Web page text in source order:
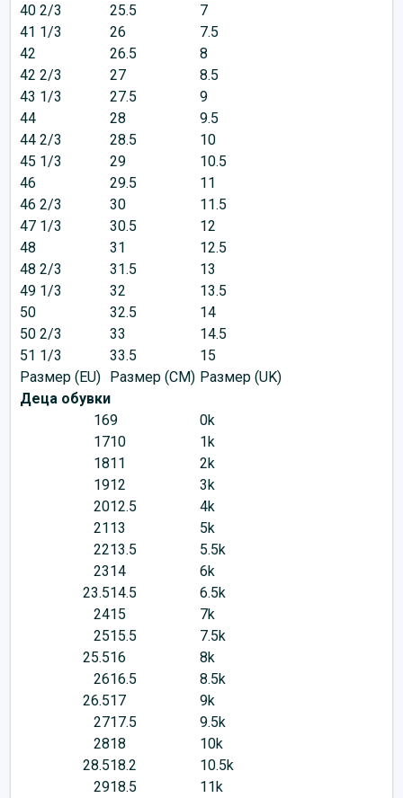
40 2/3
25.5
7
41 1/3
26
7.5
42
26.5
8
42 2/3
27
8.5
43 1/3
27.5
9
44
28
9.5
44 2/3
28.5
10
45 1/3
29
10.5
46
29.5
11
46 2/3
30
11.5
47 1/3
30.5
12
48
31
12.5
48 2/3
31.5
13
49 1/3
32
13.5
50
32.5
14
50 2/3
33
14.5
51 1/3
33.5
15
Размер (EU) Размер (CM) Размер (UK)
Деца обувки
169
0k
1710
1k
1811
2k
1912
3k
2012.5
4k
2113
5k
2213.5
5.5k
2314
6k
23.514.5
6.5k
2415
7k
2515.5
7.5k
25.516
8k
2616.5
8.5k
26.517
9k
2717.5
9.5k
2818
10k
28.518.2
10.5k
2918.5
11k